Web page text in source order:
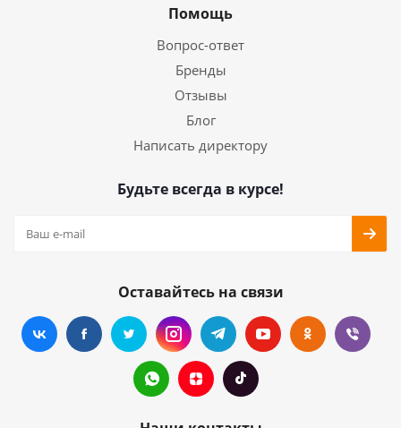
Помощь
Вопрос-ответ
Бренды
Отзывы
Блог
Написать директору
Будьте всегда в курсе!
Оставайтесь на связи